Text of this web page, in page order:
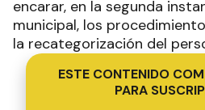
encarar, en la segunda
municipal, los
la recategorización del
ESTE CONTENIDO
PARA